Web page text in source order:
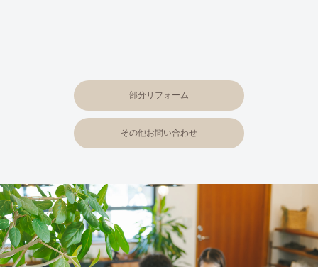
部分リフォーム
その他お問い合わせ